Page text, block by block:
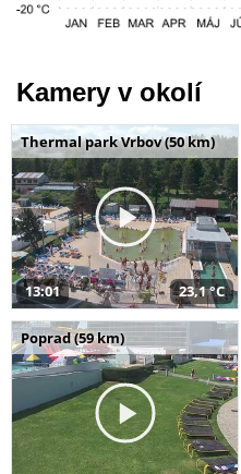
Kamery v okolí
Thermal park Vrbov (50 km)
13:01 23,1 °C
Poprad (59 km)